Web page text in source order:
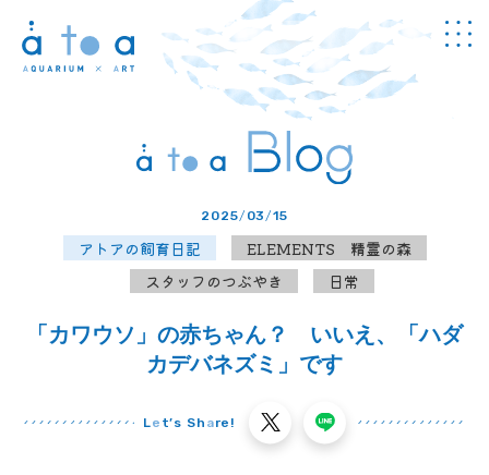
チケット・料金
学び
2025/ 03/15
アトアの飼育日記
ELEMENTS 精霊の森
スタッフのつぶやき
日常
「カワウソ」の赤ちゃん？ いいえ、「ハダ
カデバネズミ」です
Le t’s Sh are!